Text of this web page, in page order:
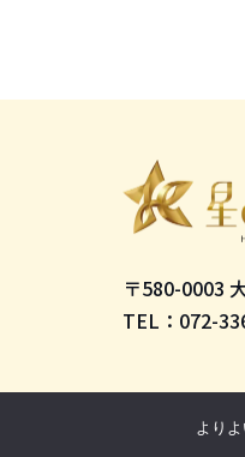
〒580-0003
TEL：072-
Copyright © より